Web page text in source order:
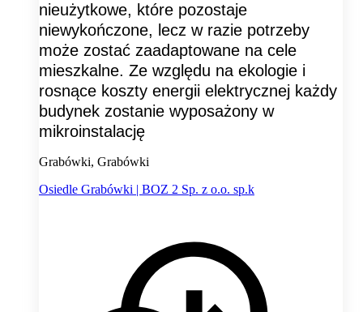
nieużytkowe, które pozostaje
niewykończone, lecz w razie potrzeby
może zostać zaadaptowane na cele
mieszkalne. Ze względu na ekologie i
rosnące koszty energii elektrycznej każdy
budynek zostanie wyposażony w
mikroinstalację
Grabówki, Grabówki
Osiedle Grabówki | BOZ 2 Sp. z o.o. sp.k